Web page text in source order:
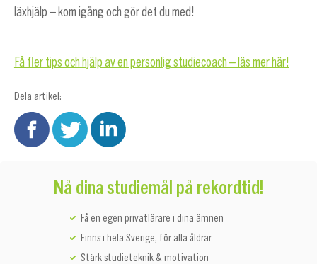
läxhjälp – kom igång och gör det du med!
Få fler tips och hjälp av en personlig studiecoach – läs mer här!
Dela artikel:
Nå dina studiemål på rekordtid!
Få en egen privatlärare i dina ämnen
Finns i hela Sverige, för alla åldrar
Stärk studieteknik & motivation